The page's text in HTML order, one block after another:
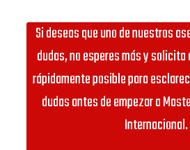
Si deseas que uno de nuestros
dudas, no esperes más y
rápidamente posible para
dudas antes de empezar a
Internacional.